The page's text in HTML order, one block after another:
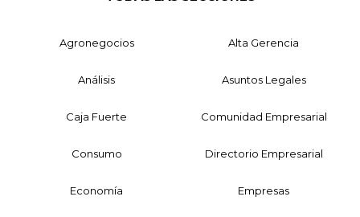
Agronegocios Alta Gerencia
Análisis Asuntos Legales
Caja Fuerte Comunidad Empresarial
Consumo Directorio Empresarial
Economía Empresas